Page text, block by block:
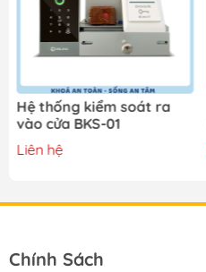
Hệ thống kiểm soát ra
vào cửa BKS-01
Liên hệ
Chính Sách